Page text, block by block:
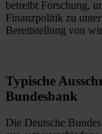
betreibt Forschung,
Finanzpolitik zu
Bereitstellung von
Typische
Bundesbank
Die Deutsche